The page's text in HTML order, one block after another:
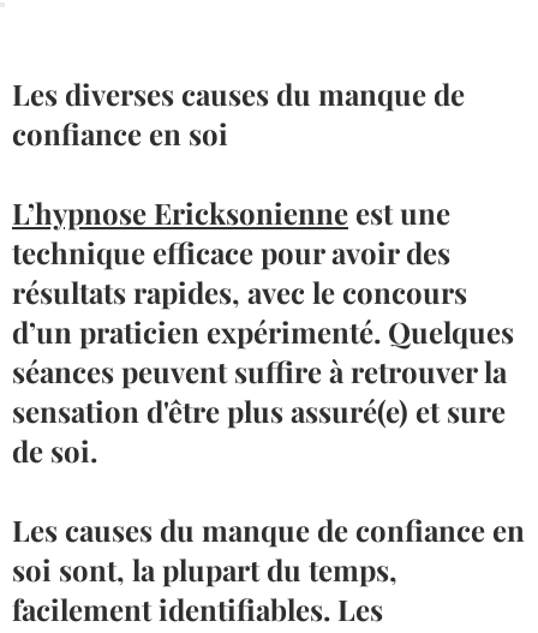
Les diverses causes du manque de
confiance en soi
L’hypnose Ericksonienne est une
technique efficace pour avoir des
résultats rapides, avec le concours
d’un praticien expérimenté. Quelques
séances peuvent suffire à retrouver la
sensation d'être plus assuré(e) et sure
de soi.
Les causes du manque de confiance en
soi sont, la plupart du temps,
facilement identifiables. Les